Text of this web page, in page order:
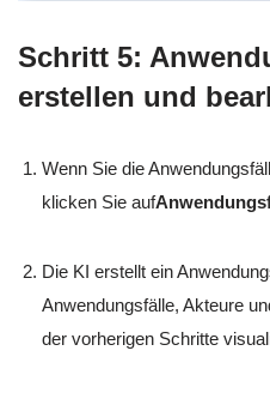
Schritt 5:
erstellen und
Wenn Sie die
klicken Sie auf
Die KI erstellt ein
Anwendungsfälle, Akteure
der vorherigen Schritte